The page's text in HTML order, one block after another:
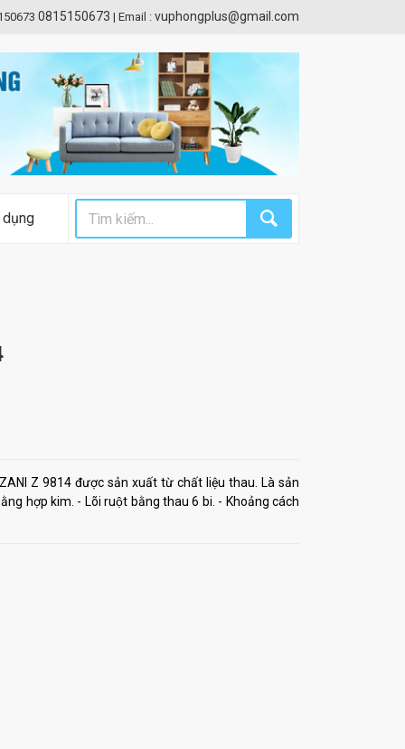
0815150673 | Email : vuphongplus@gmail.com
dụng
Z 9814 được sản xuất từ chất liệu thau. Là sản
hợp kim. - Lõi ruột bằng thau 6 bi. - Khoảng cách